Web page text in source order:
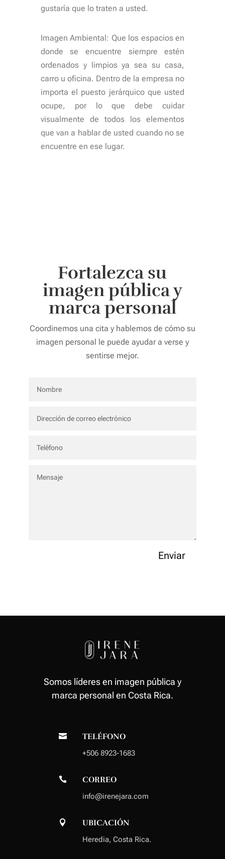
gustaría que lo traten a usted.
Imagen Ambiental: Que los espacios en
donde se encuentre siempre estén
ordenados y limpios ya sea su casa,
carro u oficina. Dentro de la empresa no
importa el puesto jerárquico que usted
ocupe, por lo que debe cuidar
visualmente de todos los elementos
que van a hablar de usted cuando no se
encuentre en ese lugar.
Fortalezca su
imagen pública y
marca personal
Coordinemos una cita y hablemos de cómo su
imagen personal le puede ayudar a verse y
sentirse mejor.
Enviar
Somos líderes en imagen pública y
marca personal en Costa Rica.
 TELÉFONO
+506 8923-1683
 CORREO
info@irenejara.com
 UBICACIÓN
Heredia, Costa Rica.